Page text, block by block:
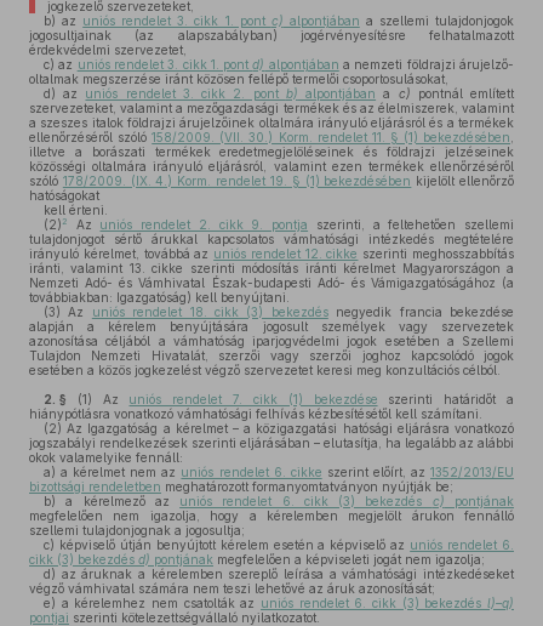
jogkezelő szervezeteket,
b) az uniós rendelet 3. cikk 1. pont c) alpontjában a szellemi tulajdonjogok
jogosultjainak (az alapszabályban) jogérvényesítésre felhatalmazott
érdekvédelmi szervezetet,
c) az uniós rendelet 3. cikk 1. pontd) alpontjában a nemzeti földrajzi árujelző-
oltalmak megszerzése iránt közösen fellépő termelői csoportosulásokat,
d) az uniós rendelet 3. cikk 2. pont b) alpontjában a c) pontnál említett
szervezeteket, valamint a mezőgazdasági termékek és az élelmiszerek, valamint
a szeszes italok földrajzi árujelzőinek oltalmára irányuló eljárásról és a termékek
ellenőrzéséről szóló158/2009. (VII. 30.) Korm. rendelet 11. § (1) bekezdésében
illetve a borászati termékek eredetmegjelöléseinek és földrajzi jelzéseinek
közösségi oltalmára irányuló eljárásról, valamint ezen termékek ellenőrzéséről
szóló 178/2009. (IX. 4.) Korm. rendelet 19. § (1) bekezdésében kijelölt ellenőrző
hatóságokat
kell érteni.
(2) 2 Az uniós rendelet 2. cikk 9. pontja szerinti, a feltehetően szellemi
tulajdonjogot sértő árukkal kapcsolatos vámhatósági intézkedés megtételére
irányuló kérelmet, továbbá az uniós rendelet 12. cikke szerinti meghosszabbítás
iránti, valamint 13. cikke szerinti módosítás iránti kérelmet Magyarországon a
Nemzeti Adó- és Vámhivatal Észak-budapesti Adó- és Vámigazgatóságához (a
továbbiakban: Igazgatóság) kell benyújtani.
(3) Az uniós rendelet 18. cikk (3) bekezdésnegyedik francia bekezdése
alapján a kérelem benyújtására jogosult személyek vagy szervezetek
azonosítása céljából a vámhatóság iparjogvédelmi jogok esetében a Szellemi
Tulajdon Nemzeti Hivatalát, szerzői vagy szerzői joghoz kapcsolódó jogok
esetében a közös jogkezelést végző szervezetet keresi meg konzultációs célból.
2. § (1) Az uniós rendelet 7. cikk (1) bekezdése szerinti határidőt a
hiánypótlásra vonatkozó vámhatósági felhívás kézbesítésétől kell számítani.
(2) Az Igazgatóság a kérelmet – a közigazgatási hatósági eljárásra vonatkozó
jogszabályi rendelkezések szerinti eljárásában – elutasítja, ha legalább az alábbi
okok valamelyike fennáll:
a) a kérelmet nem az uniós rendelet 6. cikke szerint előírt, az1352/2013/EU
bizottsági rendeletben meghatározott formanyomtatványon nyújtják be;
b) a kérelmező az uniós rendelet 6. cikk (3) bekezdés c) pontjának
megfelelően nem igazolja, hogy a kérelemben megjelölt árukon fennálló
szellemi tulajdonjognak a jogosultja;
c) képviselő útján benyújtott kérelem esetén a képviselő az uniós rendelet 6.
cikk (3) bekezdés d) pontjának megfelelően a képviseleti jogát nem igazolja;
d) az áruknak a kérelemben szereplő leírása a vámhatósági intézkedéseket
végző vámhivatal számára nem teszi lehetővé az áruk azonosítását;
e) a kérelemhez nem csatolták az uniós rendelet 6. cikk (3) bekezdés l)–q)
pontjai szerinti kötelezettségvállaló nyilatkozatot.